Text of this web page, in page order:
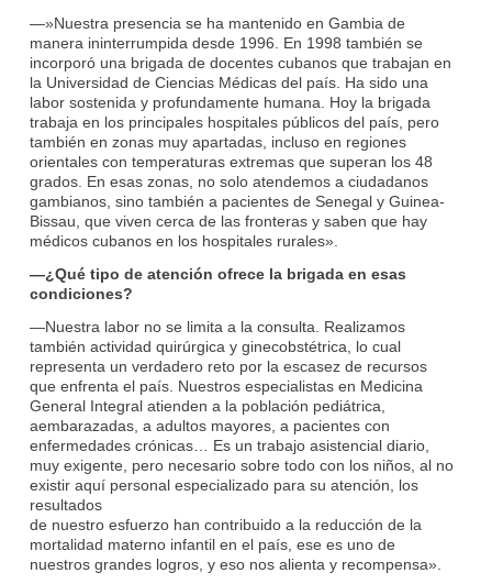
—»Nuestra presencia se ha mantenido en Gambia de
manera ininterrumpida desde 1996. En 1998 también se
incorporó una brigada de docentes cubanos que trabajan en
la Universidad de Ciencias Médicas del país. Ha sido una
labor sostenida y profundamente humana. Hoy la brigada
trabaja en los principales hospitales públicos del país, pero
también en zonas muy apartadas, incluso en regiones
orientales con temperaturas extremas que superan los 48
grados. En esas zonas, no solo atendemos a ciudadanos
gambianos, sino también a pacientes de Senegal y Guinea-
Bissau, que viven cerca de las fronteras y saben que hay
médicos cubanos en los hospitales rurales».
—¿Qué tipo de atención ofrece la brigada en esas
condiciones?
—Nuestra labor no se limita a la consulta. Realizamos
también actividad quirúrgica y ginecobstétrica, lo cual
representa un verdadero reto por la escasez de recursos
que enfrenta el país. Nuestros especialistas en Medicina
General Integral atienden a la población pediátrica,
aembarazadas, a adultos mayores, a pacientes con
enfermedades crónicas… Es un trabajo asistencial diario,
muy exigente, pero necesario sobre todo con los niños, al no
existir aquí personal especializado para su atención, los
resultados
de nuestro esfuerzo han contribuido a la reducción de la
mortalidad materno infantil en el país, ese es uno de
nuestros grandes logros, y eso nos alienta y recompensa».